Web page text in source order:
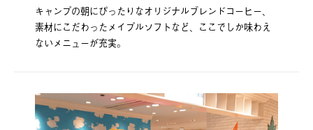
キャンプの朝にぴったりなオリジナルブレンドコーヒー、
素材にこだわったメイプルソフトなど、ここでしか味わえ
ないメニューが充実。